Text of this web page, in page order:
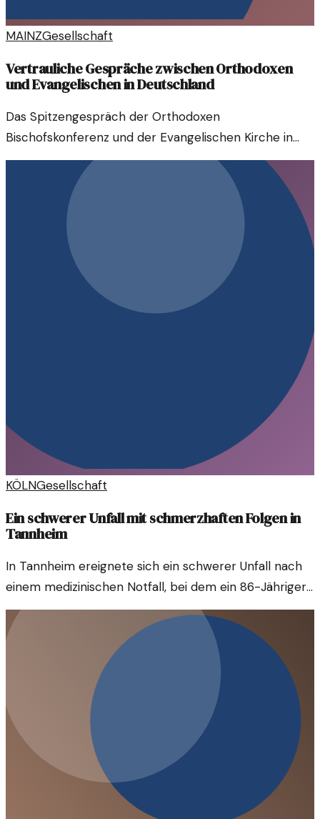
MAINZGesellschaft
Vertrauliche Gespräche zwischen Orthodoxen
und Evangelischen in Deutschland
Das Spitzengespräch der Orthodoxen
Bischofskonferenz und der Evangelischen Kirche in
Deutschland eröffnete neue Dialogräume und
Vertiefungen in der Ökumene.
KÖLNGesellschaft
Ein schwerer Unfall mit schmerzhaften Folgen in
Tannheim
In Tannheim ereignete sich ein schwerer Unfall nach
einem medizinischen Notfall, bei dem ein 86-Jähriger
schwer verletzt wurde. Drei weitere Personen wurden
verletzt und müssen jetzt mit den Folgen leben.